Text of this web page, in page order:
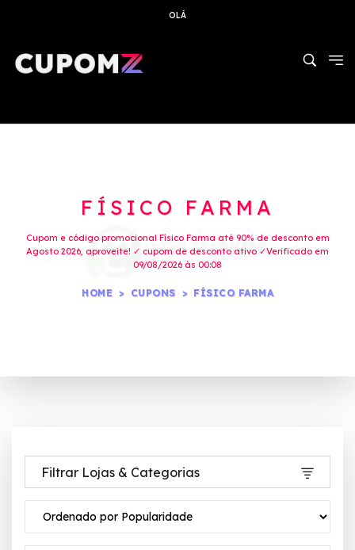
OLÁ
FÍSICO FARMA
Cupom e código promocional Físico Farma até 90% de desconto em
Agosto 2026, aproveite! ✓ cupom de desconto ativo ✓Verificado em
09/08/2026 às 00:08
HOME CUPONS FÍSICO FARMA
Filtrar Lojas & Categorias